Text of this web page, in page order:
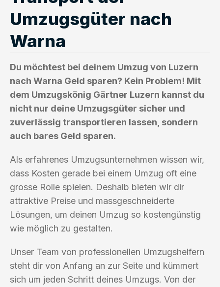
Umzugsgüter nach
Warna
Du möchtest bei deinem Umzug von Luzern
nach Warna Geld sparen? Kein Problem! Mit
dem Umzugskönig Gärtner Luzern kannst du
nicht nur deine Umzugsgüter sicher und
zuverlässig transportieren lassen, sondern
auch bares Geld sparen.
Als erfahrenes Umzugsunternehmen wissen wir,
dass Kosten gerade bei einem Umzug oft eine
grosse Rolle spielen. Deshalb bieten wir dir
attraktive Preise und massgeschneiderte
Lösungen, um deinen Umzug so kostengünstig
wie möglich zu gestalten.
Unser Team von professionellen Umzugshelfern
steht dir von Anfang an zur Seite und kümmert
sich um jeden Schritt deines Umzugs. Von der